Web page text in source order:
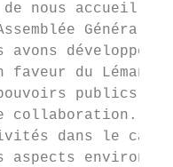
de nous
Générale
avons
faveur du Léman
publics
collaboration.
dans le
aspects